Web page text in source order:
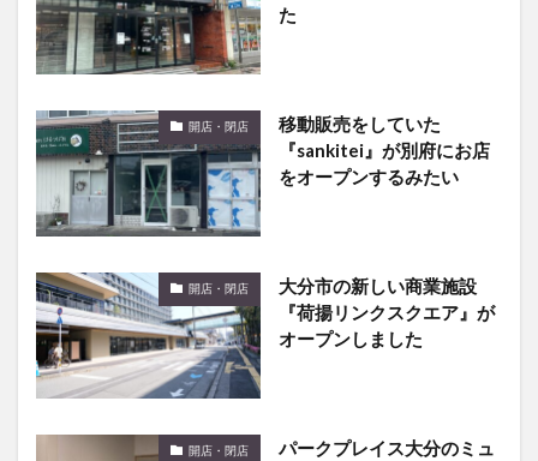
た
開店・閉店
移動販売をしていた
『sankitei』が別府にお店
をオープンするみたい
開店・閉店
大分市の新しい商業施設
『荷揚リンクスクエア』が
オープンしました
開店・閉店
パークプレイス大分のミュ